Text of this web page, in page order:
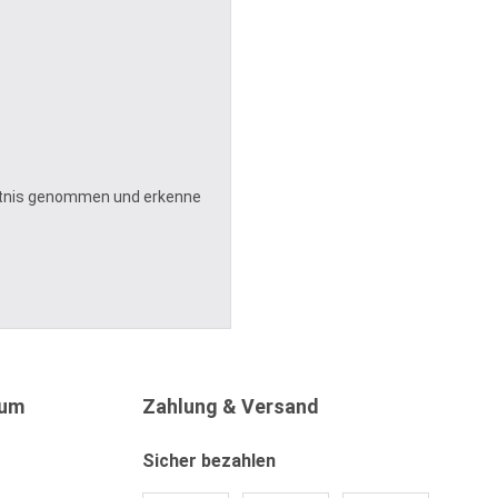
genommen und erkenne
Zahlung & Versand
Sicher bezahlen